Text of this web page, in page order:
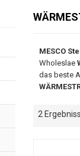
MESCO
Wholeslae
das beste
2